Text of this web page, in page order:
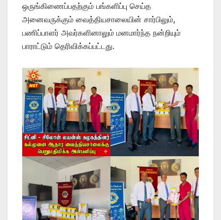
ஒருங்கிணைப்பதற்கும் பங்களிப்பு செய்த
அனைவருக்கும் வைத்தியசாலையின் சார்பிலும்,
பணிப்பாளர் அவர்களினாலும் மனமார்ந்த நன்றியும்
பாராட்டும் தெரிவிக்கப்பட்டது.